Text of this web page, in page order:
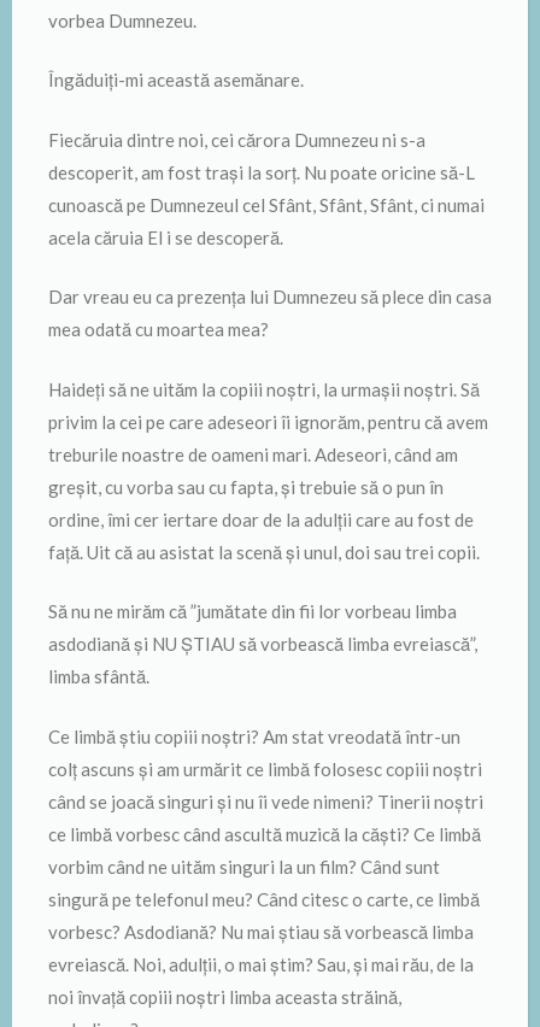
vorbea Dumnezeu.
Îngăduiți-mi această asemănare.
Fiecăruia dintre noi, cei cărora Dumnezeu ni s-a
descoperit, am fost trași la sorț. Nu poate oricine să-L
cunoască pe Dumnezeul cel Sfânt, Sfânt, Sfânt, ci numai
acela căruia El i se descoperă.
Dar vreau eu ca prezența lui Dumnezeu să plece din casa
mea odată cu moartea mea?
Haideți să ne uităm la copiii noștri, la urmașii noștri. Să
privim la cei pe care adeseori îi ignorăm, pentru că avem
treburile noastre de oameni mari. Adeseori, când am
greșit, cu vorba sau cu fapta, și trebuie să o pun în
ordine, îmi cer iertare doar de la adulții care au fost de
față. Uit că au asistat la scenă și unul, doi sau trei copii.
Să nu ne mirăm că ”jumătate din fii lor vorbeau limba
asdodiană și NU ȘTIAU să vorbească limba evreiască”,
limba sfântă.
Ce limbă știu copiii noștri? Am stat vreodată într-un
colț ascuns și am urmărit ce limbă folosesc copiii noștri
când se joacă singuri și nu îi vede nimeni? Tinerii noștri
ce limbă vorbesc când ascultă muzică la căști? Ce limbă
vorbim când ne uităm singuri la un film? Când sunt
singură pe telefonul meu? Când citesc o carte, ce limbă
vorbesc? Asdodiană? Nu mai știau să vorbească limba
evreiască. Noi, adulții, o mai știm? Sau, și mai rău, de la
noi învață copiii noștri limba aceasta străină,